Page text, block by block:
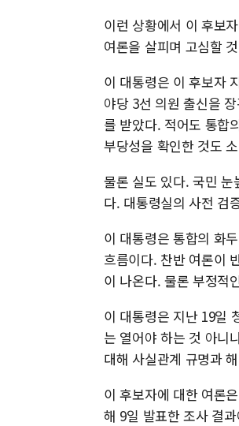
이런 상황에서 이 후보
여론을 살피며 고심할
이 대통령은 이 후보자
야당 3선 의원 출신을
를 받았다. 적어도 통합
부당성을 확인한 것도
물론 실도 있다. 국민
다. 대통령실의 사전 검
이 대통령은 통합의 화
흐름이다. 찬반 여론이
이 나온다. 물론 부정적
이 대통령은 지난 19일
는 열어야 하는 것 아니
대해 사실관계 규명과
이 후보자에 대한 여론
해 9일 발표한 조사 결